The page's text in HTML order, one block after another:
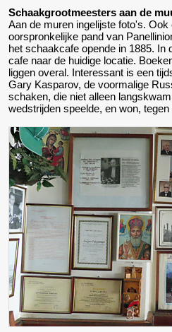
Schaakgrootmeesters aan de
Aan de muren ingelijste foto's. Ook
oorspronkelijke pand van
het schaakcafe opende in 1885. In
cafe naar de huidige locatie.
liggen overal. Interessant is een
Gary Kasparov, de voormalige
schaken, die niet alleen
wedstrijden speelde, en won,